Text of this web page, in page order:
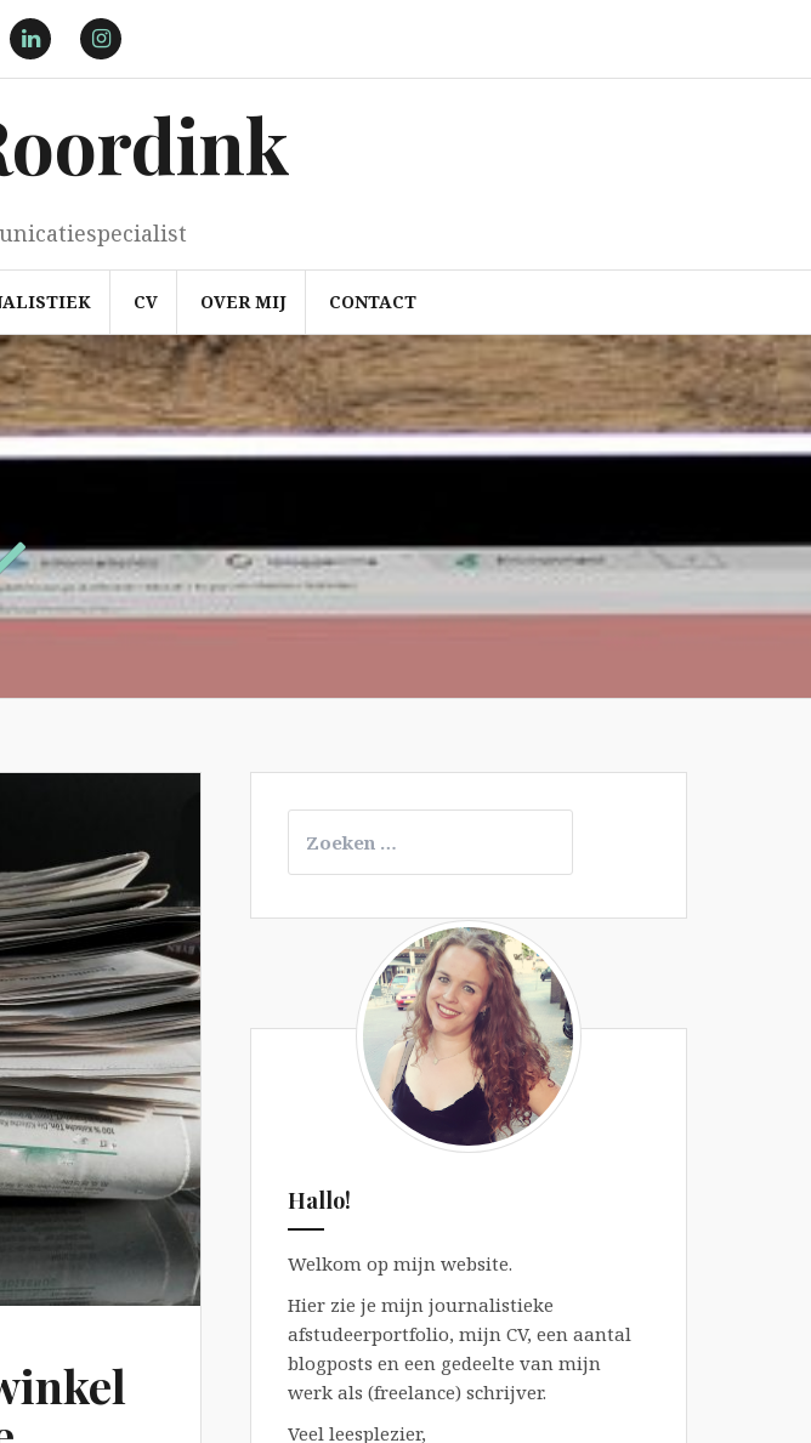
LinkedInInstagram
CV OVER MIJ CONTACT
naar:
Hallo!
Welkom op mijn website.
Hier zie je mijn journalistieke
afstudeerportfolio, mijn CV, een aantal
blogposts en een gedeelte van mijn
werk als (freelance) schrijver.
Veel leesplezier,